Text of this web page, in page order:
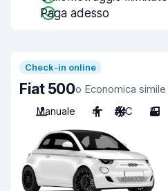
Paga adesso
Check-in online
Fiat 500o Economica simile
Manuale
4 A/C 3